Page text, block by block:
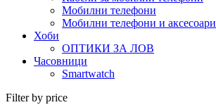
Мобилни телефони
Мобилни телефони и аксесоари
Хоби
ОПТИКИ ЗА ЛОВ
Часовници
Smartwatch
Filter by price